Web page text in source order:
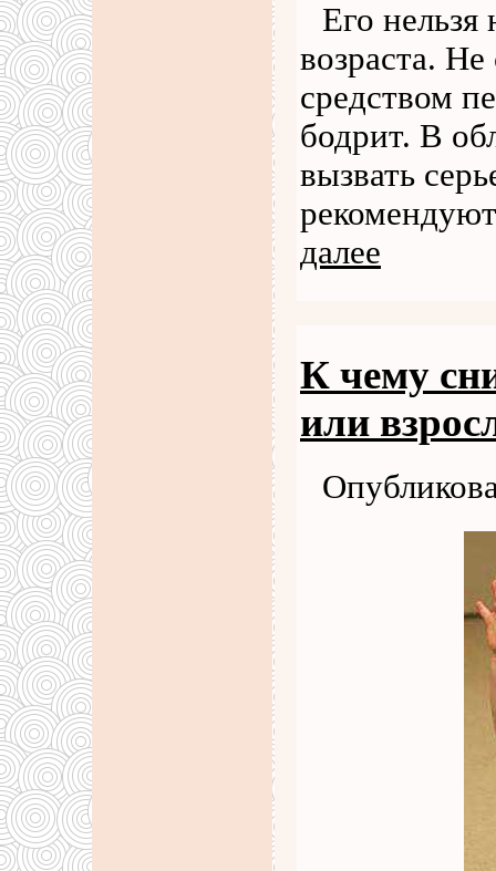
Его нельзя
возраста. Не
средством
бодрит. В
вызвать
далее
К чему
или